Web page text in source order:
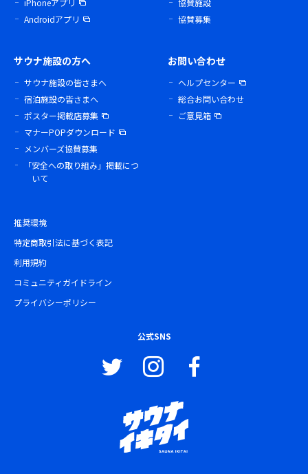
iPhoneアプリ
Androidアプリ
協賛施設
協賛募集
サウナ施設の方へ
サウナ施設の皆さまへ
宿泊施設の皆さまへ
ポスター掲載店募集
マナーPOPダウンロード
メンバーズ協賛募集
「安全への取り組み」掲載につ
いて
お問い合わせ
ヘルプセンター
総合お問い合わせ
ご意見箱
推奨環境
特定商取引法に基づく表記
利用規約
コミュニティガイドライン
プライバシーポリシー
公式SNS